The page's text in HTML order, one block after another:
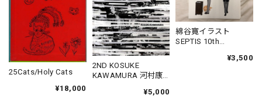
25Cats/Holy Cats
¥18,000
2ND KOSUKE
KAWAMURA 河村康
¥5,000
綿谷寛イラスト
SEPTIS 10th
¥3,500